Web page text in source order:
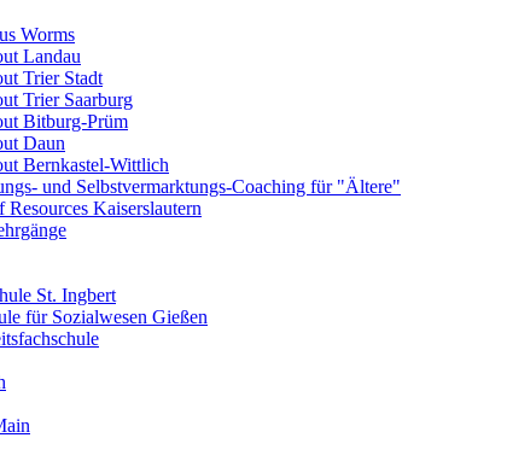
Worms
Landau
Trier Stadt
Trier Saarburg
Bitburg-Prüm
Daun
Bernkastel-Wittlich
und Selbstvermarktungs-Coaching für "Ältere"
Resources Kaiserslautern
St. Ingbert
für Sozialwesen Gießen